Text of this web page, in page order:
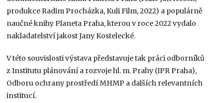
produkce Radim Procházka, Kuli Film, 2022) a populárně
naučné knihy Planeta Praha, kterou v roce 2022 vydalo
nakladatelství jakost Jany Kostelecké.
V této souvislosti výstava představuje tak práci odborníků
z Institutu plánování a rozvoje hl. m. Prahy (IPR Praha),
Odboru ochrany prostředí MHMP a dalších relevantních
institucí.